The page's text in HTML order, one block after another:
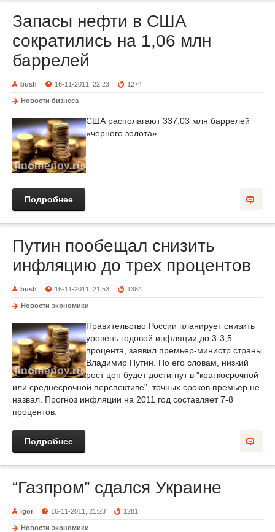
Запасы нефти в США
сократились на 1,06 млн
баррелей
bush 16-11-2011, 22:23 1274
Новости бизнеса
США располагают 337,03 млн баррелей
«черного золота»
Подробнее
Путин пообещал снизить
инфляцию до трех процентов
bush 16-11-2011, 21:53 1384
Новости экономики
Правительство России планирует снизить
уровень годовой инфляции до 3-3,5
процента, заявил премьер-министр страны
Владимир Путин. По его словам, низкий
рост цен будет достигнут в "краткосрочной
или среднесрочной перспективе", точных сроков премьер не
назвал. Прогноз инфляции на 2011 год составляет 7-8
процентов.
Подробнее
“Газпром” сдался Украине
igor 16-11-2011, 21:23 1281
Новости экономики